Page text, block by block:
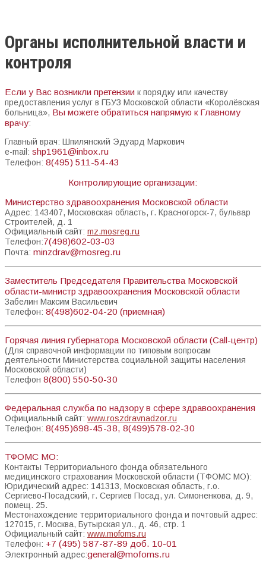
Органы исполнительной власти и
контроля
Если у Вас возникли претензии к порядку или качеству
предоставления услуг в ГБУЗ Московской области «Королёвская
больница», Вы можете обратиться напрямую к Главному
врачу:
Главный врач: Шпилянский Эдуард Маркович
e-mail: shp1961@inbox.ru
Телефон: 8(495) 511-54-43
Контролирующие организации:
Министерство здравоохранения Московской области
Адрес: 143407, Московская область, г. Красногорск-7, бульвар
Строителей, д. 1
Официальный сайт: mz.mosreg.ru
Телефон:7(498)602-03-03
Почта: minzdrav@mosreg.ru
Заместитель Председателя Правительства Московской
области-министр здравоохранения Московской области
Забелин Максим Васильевич
Телефон: 8(498)602-04-20 (приемная)
Горячая линия губернатора Московской области (Call-центр)
(Для справочной информации по типовым вопросам
деятельности Министерства социальной защиты населения
Московской области)
Телефон 8(800) 550-50-30
Федеральная служба по надзору в сфере здравоохранения
Официальный сайт: www.roszdravnadzor.ru
Телефон: 8(495)698-45-38, 8(499)578-02-30
ТФОМС МО:
Контакты Территориального фонда обязательного
медицинского страхования Московской области (ТФОМС МО):
Юридический адрес: 141313, Московская область, г.о.
Сергиево-Посадский, г. Сергиев Посад, ул. Симоненкова, д. 9,
помещ. 25.
Местонахождение территориального фонда и почтовый адрес:
127015, г. Москва, Бутырская ул., д. 46, стр. 1
Официальный сайт: www.mofoms.ru
Телефон: +7 (495) 587-87-89 доб. 10-01
Электронный адрес:general@mofoms.ru